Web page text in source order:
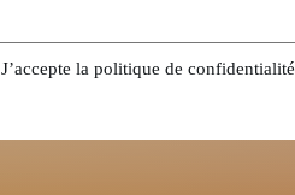
J’accepte la politique de confidentialité